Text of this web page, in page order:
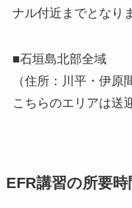
ナル付近までとなり
■石垣島北部全域
（住所：川平・伊原
こちらのエリアは送
EFR講習の所要時